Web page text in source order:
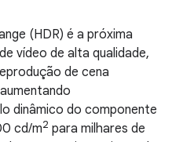
(HDR) é a próxima
vídeo de alta qualidade,
de cena
dinâmico do componente
cd/m2 para milhares de